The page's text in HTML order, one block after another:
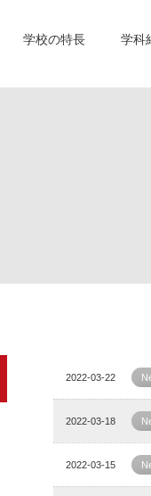
学校の特長 学科
2022-03-22
2022-03-18
2022-03-15